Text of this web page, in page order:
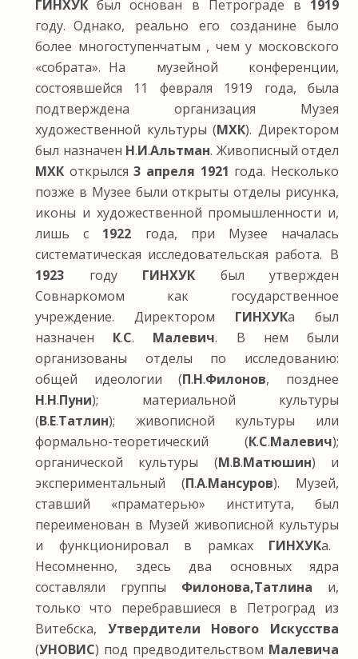
ГИНХУК был основан в Петрограде в 1919
году. Однако, реально его созданине было
более многоступенчатым , чем у московского
«собрата». На музейной конференции,
состоявшейся 11 февраля 1919 года, была
подтверждена организация Музея
художественной культуры (МХК). Директором
был назначен Н.И.Альтман. Живописный отдел
МХК открылся3 апреля 1921 года. Несколько
позже в Музее были открыты отделы рисунка,
иконы и художественной промышленности и,
лишь с 1922 года, при Музее началась
систематическая исследовательская работа. В
1923 году ГИНХУК был утвержден
Совнаркомом как государственное
учреждение. Директором ГИНХУКа был
назначен К.С. Малевич. В нем были
организованы отделы по исследованию:
общей идеологии (П.Н.Филонов, позднее
Н.Н.Пуни); материальной культуры
(В.Е.Татлин); живописной культуры или
формально-теоретический (К.С.Малевич);
органической культуры (М.В.Матюшин) и
экспериментальный (П.А.Мансуров). Музей,
ставший «праматерью» института, был
переименован в Музей живописной культуры
и функционировал в рамкахГИНХУКа.
Несомненно, здесь два основных ядра
составляли группы Филонова,Татлина и,
только что перебравшиеся в Петроград из
Витебска, Утвердители Нового Искусства
(УНОВИС) под предводительством Малевича